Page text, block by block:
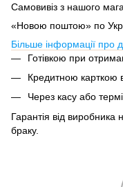
Самовивіз з нашого
«Новою поштою» по
Більше інформації про
Готівкою при
Кредитною карткою
Через касу або
Гарантія від
браку.